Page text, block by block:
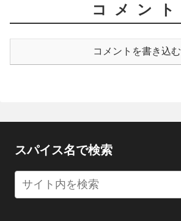
コメント
コメントを書き込む
スパイス名で検索